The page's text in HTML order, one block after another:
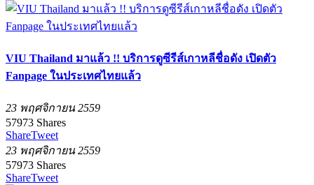
VIU Thailand มาแล้ว !! บริการดูซีรีส์เกาหลีชื่อดัง เปิดตัว
Fanpage ในประเทศไทยแล้ว
23 พฤศจิกายน 2559
57973 Shares
ShareTweet
23 พฤศจิกายน 2559
57973 Shares
ShareTweet